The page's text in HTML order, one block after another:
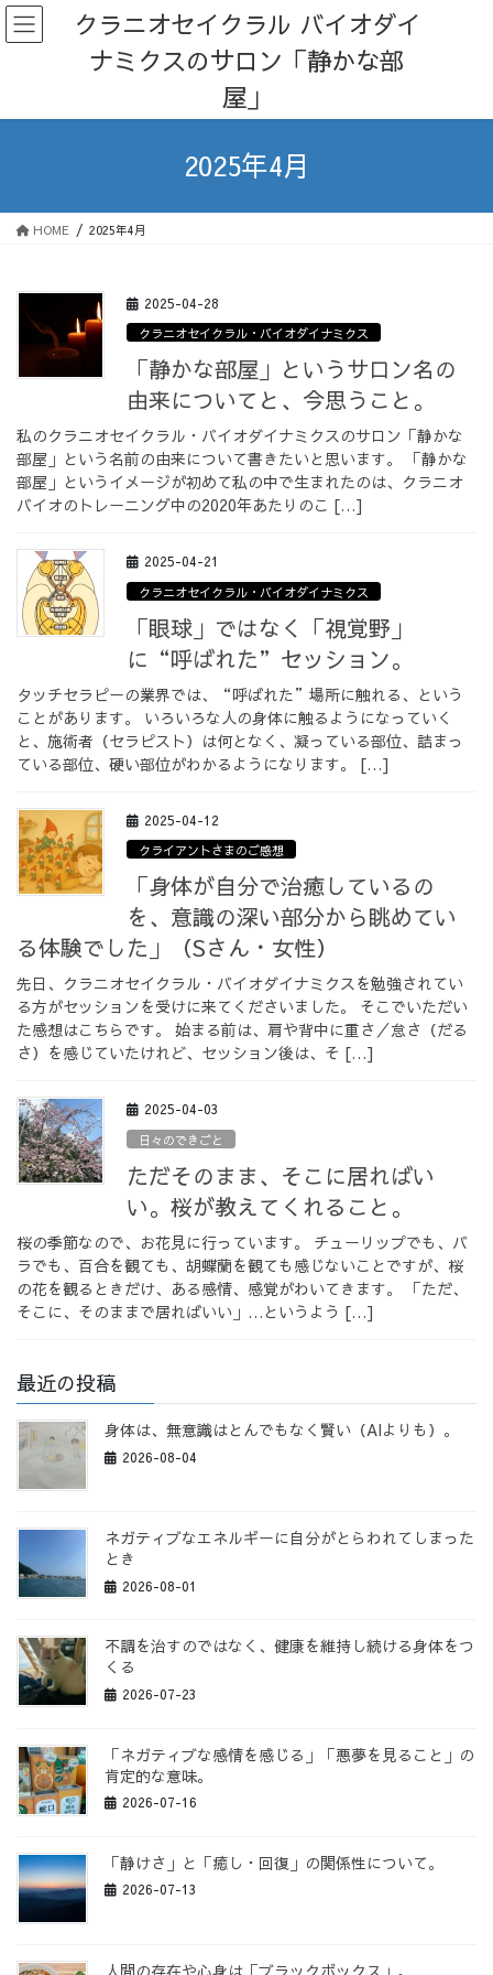
コ
ン
へ
プ
ナ
ビ
ョ
動
クラニオセイクラル バイオダイ
ナミクスのサロン「静かな部
屋」
2025年4月
HOME 2025年4月
2025-04-28
クラニオセイクラル・バイオダイナミクス
「静かな部屋」というサロン名の
由来についてと、今思うこと。
私のクラニオセイクラル・バイオダイナミクスのサロン「静かな
部屋」という名前の由来について書きたいと思います。 「静かな
部屋」というイメージが初めて私の中で生まれたのは、クラニオ
バイオのトレーニング中の2020年あたりのこ […]
2025-04-21
クラニオセイクラル・バイオダイナミクス
「眼球」ではなく「視覚野」
に“呼ばれた”セッション。
タッチセラピーの業界では、“呼ばれた”場所に触れる、という
ことがあります。 いろいろな人の身体に触るようになっていく
と、施術者（セラピスト）は何となく、凝っている部位、詰まっ
ている部位、硬い部位がわかるようになります。 […]
2025-04-12
クライアントさまのご感想
「身体が自分で治癒しているの
を、意識の深い部分から眺めてい
る体験でした」（Sさん・女性）
先日、クラニオセイクラル・バイオダイナミクスを勉強されてい
る方がセッションを受けに来てくださいました。 そこでいただい
た感想はこちらです。 始まる前は、肩や背中に重さ／怠さ（だる
さ）を感じていたけれど、セッション後は、そ […]
2025-04-03
日々のできごと
ただそのまま、そこに居ればい
い。桜が教えてくれること。
桜の季節なので、お花見に行っています。 チューリップでも、バ
ラでも、百合を観ても、胡蝶蘭を観ても感じないことですが、桜
の花を観るときだけ、ある感情、感覚がわいてきます。 「ただ、
そこに、そのままで居ればいい」…というよう […]
最近の投稿
身体は、無意識はとんでもなく賢い（AIよりも）。
2026-08-04
ネガティブなエネルギーに自分がとらわれてしまった
とき
2026-08-01
不調を治すのではなく、健康を維持し続ける身体をつ
くる
2026-07-23
「ネガティブな感情を感じる」「悪夢を見ること」の
肯定的な意味。
2026-07-16
「静けさ」と「癒し・回復」の関係性について。
2026-07-13
人間の存在や心身は「ブラックボックス」。